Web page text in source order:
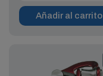
Añadir al carrito